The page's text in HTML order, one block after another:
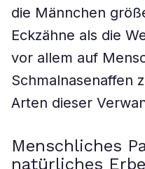
die Männchen
Eckzähne als die
vor allem auf
Schmalnasenaffen
Arten dieser
Menschliches
natürliches